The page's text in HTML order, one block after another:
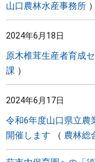
山口農林水産事務所
2024年6月18日
原木椎茸生産者育成
課
2024年6月17日
令和6年度山口県立農
開催します
農林総